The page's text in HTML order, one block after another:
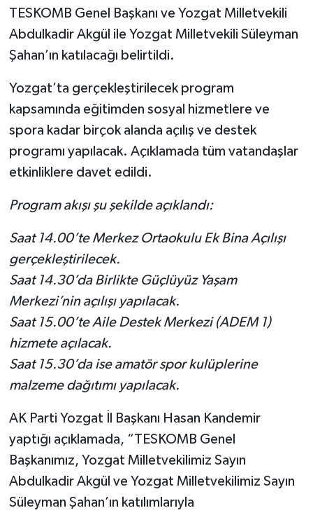
TESKOMB Genel Başkanı ve Yozgat Milletvekili
Abdulkadir Akgül ile Yozgat Milletvekili Süleyman
Şahan’ın katılacağı belirtildi.
Yozgat’ta gerçekleştirilecek program
kapsamında eğitimden sosyal hizmetlere ve
spora kadar birçok alanda açılış ve destek
programı yapılacak. Açıklamada tüm vatandaşlar
etkinliklere davet edildi.
Program akışı şu şekilde açıklandı:
Saat 14.00’te Merkez Ortaokulu Ek Bina Açılışı
gerçekleştirilecek.
Saat 14.30’da Birlikte Güçlüyüz Yaşam
Merkezi’nin açılışı yapılacak.
Saat 15.00’te Aile Destek Merkezi (ADEM 1)
hizmete açılacak.
Saat 15.30’da ise amatör spor kulüplerine
malzeme dağıtımı yapılacak.
AK Parti Yozgat İl Başkanı Hasan Kandemir
yaptığı açıklamada, “TESKOMB Genel
Başkanımız, Yozgat Milletvekilimiz Sayın
Abdulkadir Akgül ve Yozgat Milletvekilimiz Sayın
Süleyman Şahan’ın katılımlarıyla